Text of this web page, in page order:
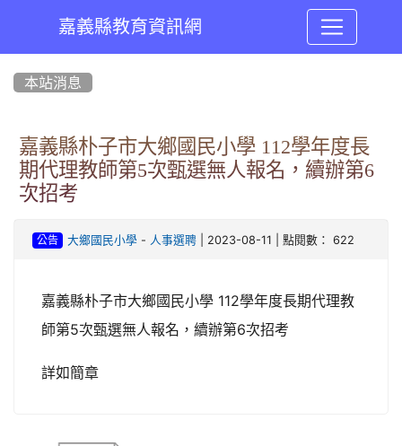
嘉義縣教育資訊網
本站消息
嘉義縣朴子市大鄉國民小學 112學年度長
期代理教師第5次甄選無人報名，續辦第6
次招考
公告 大鄉國民小學- 人事選聘| 2023-08-11 | 點閱數： 622
嘉義縣朴子市大鄉國民小學 112學年度長期代理教
師第5次甄選無人報名，續辦第6次招考
詳如簡章